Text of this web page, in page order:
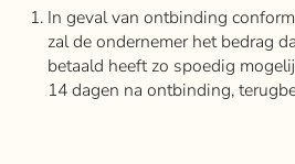
In geval van ontbinding
zal de ondernemer het bedrag
betaald heeft zo spoedig
14 dagen na ontbinding,